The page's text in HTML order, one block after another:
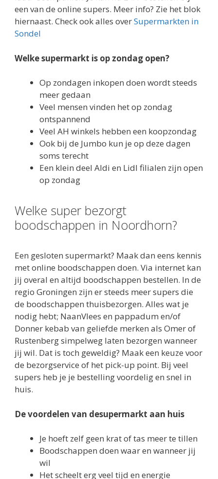
Welke supermarkt is op zondag open?
meer gedaan
ontspannend
Veel AH winkels hebben een koopzondag
Ook bij de Jumbo kun je op deze dagen
soms terecht
Een klein deel Aldi en Lidl filialen zijn open
op zondag
Welke super bezorgt
boodschappen in Noordhorn?
Een gesloten supermarkt? Maak dan eens kennis
met online boodschappen doen. Via internet kan
regio Groningen zijn er steeds meer supers die
de boodschappen thuisbezorgen. Alles wat je
nodig hebt; NaanVlees en pappadum en/of
Donner kebab van geliefde merken als Omer of
Rustenberg simpelweg laten bezorgen wanneer
jij wil. Dat is toch geweldig? Maak een keuze voor
de bezorgservice of het pick-up point. Bij veel
supers heb je je bestelling voordelig en snel in
huis.
De voordelen van desupermarkt aan huis
Boodschappen doen waar en wanneer jij
Het scheelt erg veel tijd en energie
Online wordt je minder verleid tot
ongezonde dingen
Eenvoudig supermarkt-prijzen vergelijken